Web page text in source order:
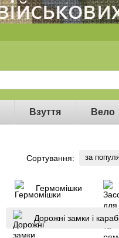
Взуття Вело
Сортування: за
Гермомішки
Дорожні замки і